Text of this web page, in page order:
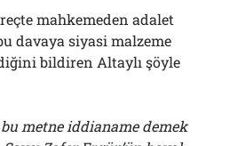
mahkemeden adalet
davaya siyasi malzeme
bildiren Altaylı şöyle
bu metne iddianame demek